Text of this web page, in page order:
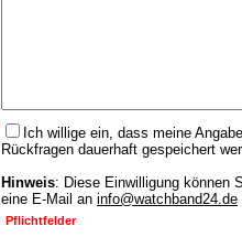
Ich willige ein, dass meine
Rückfragen dauerhaft gespeichert
Hinweis: Diese Einwilligung können
eine E-Mail an info@watchband24.de
Pflichtfelder